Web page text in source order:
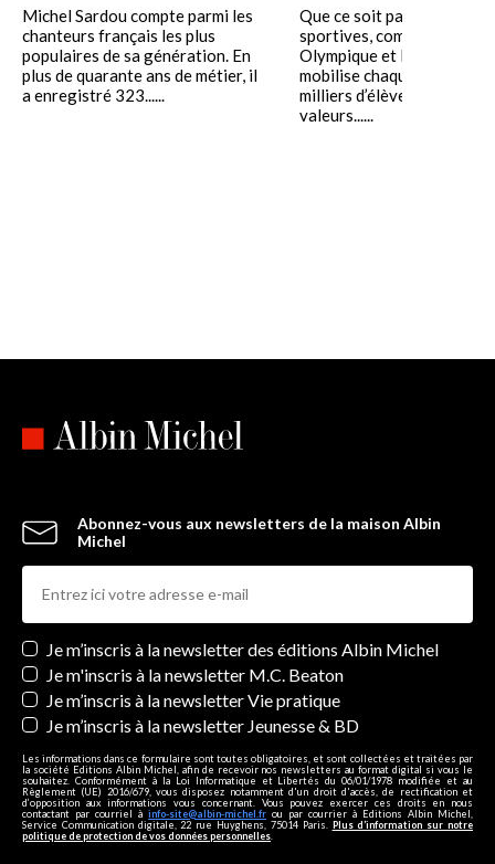
Michel Sardou compte parmi les
chanteurs français les plus
populaires de sa génération. En
plus de quarante ans de métier, il
a enregistré 323......
Que ce soit par les
sportives, comme la
Olympique et
mobilise chaque année des
milliers d’élèves autour des
valeurs......
Abonnez-vous aux newsletters de la maison Albin
Michel
Newsletters
Je m’inscris à la newsletter des éditions Albin Michel
Je m'inscris à la newsletter M.C. Beaton
Je m’inscris à la newsletter Vie pratique
Je m’inscris à la newsletter Jeunesse & BD
Les informations dans ce formulaire sont toutes obligatoires, et sont collectées et traitées par
la société Editions Albin Michel, afin de recevoir nos newsletters au format digital si vous le
souhaitez. Conformément à la Loi Informatique et Libertés du 06/01/1978 modifiée et au
Règlement (UE) 2016/679, vous disposez notamment d'un droit d'accès, de rectification et
d’opposition aux informations vous concernant. Vous pouvez exercer ces droits en nous
contactant par courriel à info-site@albin-michel.fr ou par courrier à Editions Albin Michel,
Service Communication digitale, 22 rue Huyghens, 75014 Paris. Plus d’information sur notre
politique de protection de vos données personnelles